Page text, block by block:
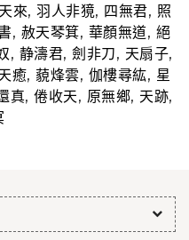
來, 羽人非獍, 四無君, 照
, 赦天琴箕, 華顏無道, 絕
, 静濤君, 劍非刀, 天扇子,
癒, 藐烽雲, 伽樓尋紘, 星
真, 倦收天, 原無鄉, 天跡,